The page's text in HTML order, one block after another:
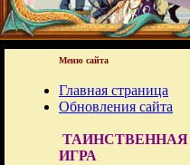
Меню сайта
Главная страница
Обновления сайта
ТАИНСТВЕННАЯ
ИГРА